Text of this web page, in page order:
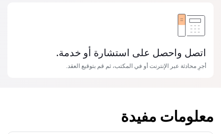
اتصل واحصل على استشارة أو خدمة.
أجرِ محادثة عبر الإنترنت أو في المكتب، ثم قم بتوقيع العقد.
معلومات مفيدة